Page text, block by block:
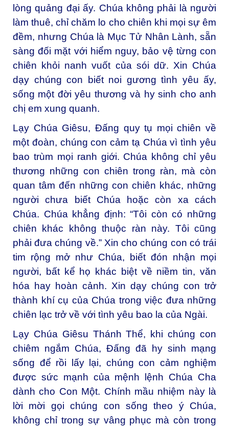
lòng quảng đại ấy. Chúa không phải là người
làm thuê, chỉ chăm lo cho chiên khi mọi sự êm
đềm, nhưng Chúa là Mục Tử Nhân Lành, sẵn
sàng đối mặt với hiểm nguy, bảo vệ từng con
chiên khỏi nanh vuốt của sói dữ. Xin Chúa
dạy chúng con biết noi gương tình yêu ấy,
sống một đời yêu thương và hy sinh cho anh
chị em xung quanh.
Lạy Chúa Giêsu, Đấng quy tụ mọi chiên về
một đoàn, chúng con cảm tạ Chúa vì tình yêu
bao trùm mọi ranh giới. Chúa không chỉ yêu
thương những con chiên trong ràn, mà còn
quan tâm đến những con chiên khác, những
người chưa biết Chúa hoặc còn xa cách
Chúa. Chúa khẳng định: “Tôi còn có những
chiên khác không thuộc ràn này. Tôi cũng
phải đưa chúng về.” Xin cho chúng con có trái
tim rộng mở như Chúa, biết đón nhận mọi
người, bất kể họ khác biệt về niềm tin, văn
hóa hay hoàn cảnh. Xin dạy chúng con trở
thành khí cụ của Chúa trong việc đưa những
chiên lạc trở về với tình yêu bao la của Ngài.
Lạy Chúa Giêsu Thánh Thể, khi chúng con
chiêm ngắm Chúa, Đấng đã hy sinh mạng
sống để rồi lấy lại, chúng con cảm nghiệm
được sức mạnh của mệnh lệnh Chúa Cha
dành cho Con Một. Chính mầu nhiệm này là
lời mời gọi chúng con sống theo ý Chúa,
không chỉ trong sự vâng phục mà còn trong